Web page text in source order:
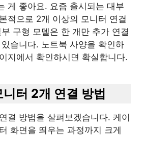
게 좋아요. 요즘 출시되는 대부
적으로 2개 이상의 모니터 연결
구형 모델은 한 개만 추가 연결
습니다. 노트북 사양을 확인하
지에서 확인하시면 확실합니다.
터 2개 연결 방법
결 방법을 살펴보겠습니다. 케이
화면을 띄우는 과정까지 크게